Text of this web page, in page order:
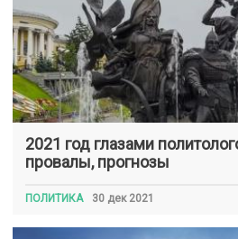
2021 год глазами
провалы, прогнозы
ПОЛИТИКА 30 дек 2021